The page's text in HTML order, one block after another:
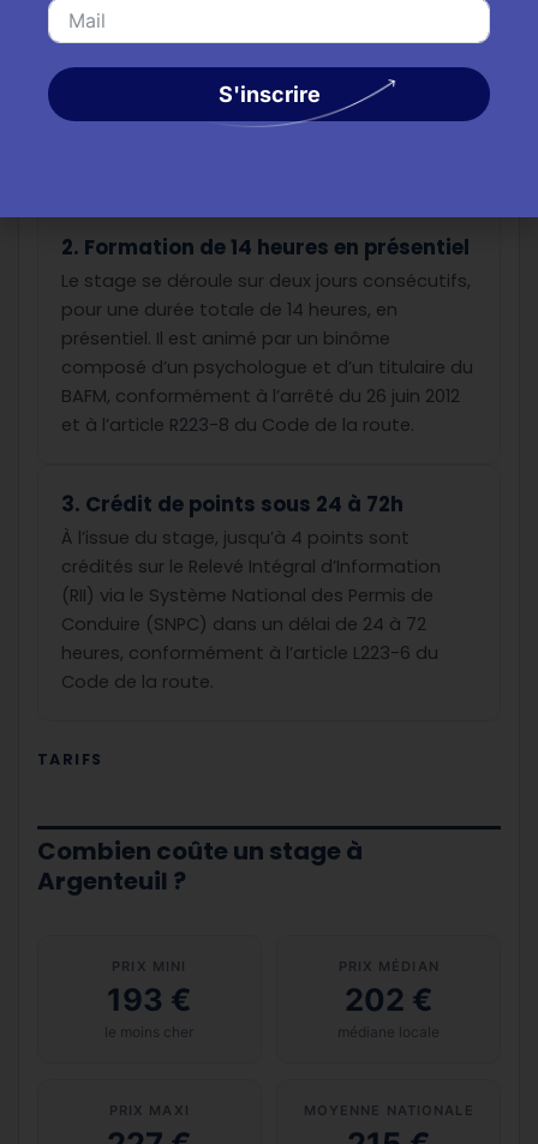
L’inscription à un stage de sensibilisation à la
centre agréé par la préfecture, conformément
à l’article R223-5 du Code de la route. Seuls
2. Formation de 14 heures en présentiel
Le stage se déroule sur deux jours consécutifs,
pour une durée totale de 14 heures, en
présentiel. Il est animé par un binôme
composé d’un psychologue et d’un titulaire du
BAFM, conformément à l’arrêté du 26 juin 2012
et à l’article R223-8 du Code de la route.
3. Crédit de points sous 24 à 72h
À l’issue du stage, jusqu’à 4 points sont
crédités sur le Relevé Intégral d’Information
(RII) via le Système National des Permis de
Conduire (SNPC) dans un délai de 24 à 72
heures, conformément à l’article L223-6 du
Code de la route.
TARIFS
Combien coûte un stage à
Argenteuil ?
PRIX MINI
193 €
le moins cher
PRIX MÉDIAN
202 €
médiane locale
PRIX MAXI MOYENNE NATIONALE
S'inscrire